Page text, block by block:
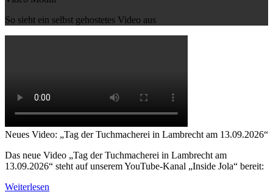
So sieht ein selbst gehostetes Video aus
Neues Video: „Tag der Tuchmacherei in Lambrecht am 13.09.2026“
Das neue Video „Tag der Tuchmacherei in Lambrecht am
13.09.2026“ steht auf unserem YouTube-Kanal „Inside Jola“ bereit:
Weiterlesen